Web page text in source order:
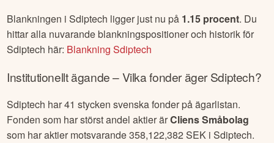
Blankningen iSdiptech ligger just nu på 1.15 procent. Du
hittar alla nuvarande blankningspositioner och historik för
Sdiptech här: BlankningSdiptech
Institutionellt ägande – Vilka fonder ägerSdiptech?
Sdiptech har41 stycken svenska fonder på ägarlistan.
Fonden som har störst andel aktier ärCliens Småbolag
som har aktier motsvarande358,122,382 SEK iSdiptech.